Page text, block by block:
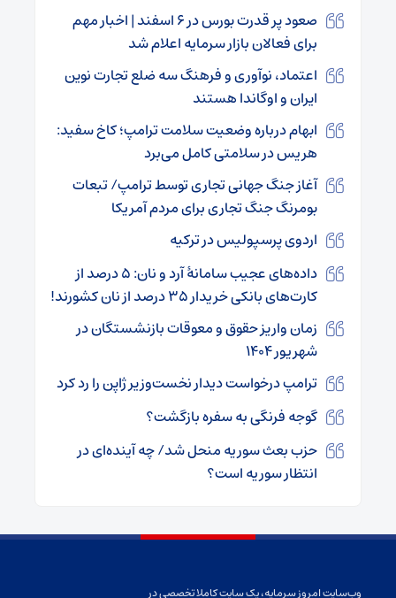
صعود پر قدرت بورس در ۶ اسفند | اخبار مهم
برای فعالان بازار سرمایه اعلام شد
اعتماد، نوآوری و فرهنگ سه ضلع تجارت نوین
ایران و اوگاندا هستند
ابهام درباره وضعیت سلامت ترامپ؛ کاخ سفید:
هریس در سلامتی کامل می‌برد
آغاز جنگ جهانی تجاری توسط ترامپ/ تبعات
بومرنگ جنگ تجاری برای مردم آمریکا
اردوی پرسپولیس در ترکیه
داده‌های عجیب سامانۀ آرد و نان: ۵ درصد از
کارت‌های بانکی خریدار ۳۵ درصد از نان کشورند!
زمان واریز حقوق و معوقات بازنشستگان در
شهریور ۱۴۰۴
ترامپ درخواست دیدار نخست‌وزیر ژاپن را رد کرد
گوجه فرنگی به سفره بازگشت؟
حزب بعث سوریه منحل شد/ چه آیند‌ه‌ای در
انتظار سوریه است؟
وب‌سایت امروز سرمایه، یک سایت کاملا تخصصی در